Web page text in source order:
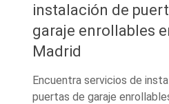
instalación de
garaje enrollables
Madrid
Encuentra servicios de
puertas de garaje